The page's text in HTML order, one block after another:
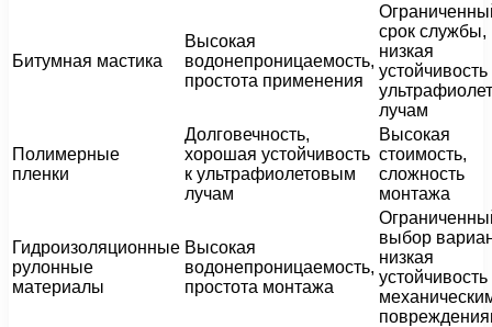
Битумная мастика
Высокая
водонепроницаемость,
простота применения
срок службы,
низкая
устойчивость
лучам
Полимерные
пленки
Долговечность,
хорошая устойчивость
к ультрафиолетовым
лучам
Высокая
стоимость,
сложность
монтажа
Гидроизоляционные
рулонные
материалы
Высокая
водонепроницаемость,
простота монтажа
выбор
низкая
устойчивость